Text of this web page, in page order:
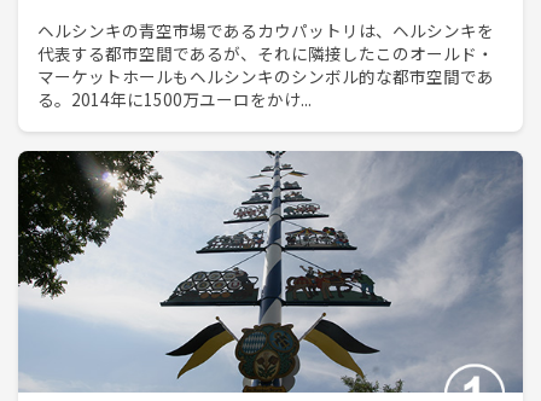
ヘルシンキの青空市場であるカウパットリは、ヘルシンキを
代表する都市空間であるが、それに隣接したこのオールド・
マーケットホールもヘルシンキのシンボル的な都市空間であ
る。2014年に1500万ユーロをかけ...